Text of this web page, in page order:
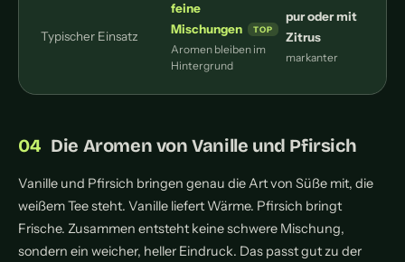
Typischer Einsatz
feine
Mischungen
Aromen bleiben im
Hintergrund
pur oder mit
Zitrus
markanter
Die Aromen von Vanille und Pfirsich
Vanille und Pfirsich bringen genau die Art von Süße mit, die
weißem Tee steht. Vanille liefert Wärme. Pfirsich bringt
Frische. Zusammen entsteht keine schwere Mischung,
sondern ein weicher, heller Eindruck. Das passt gut zu der